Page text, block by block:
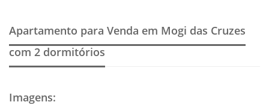
Apartamento para Venda em Mogi das Cruzes
com 2 dormitórios
Imagens: